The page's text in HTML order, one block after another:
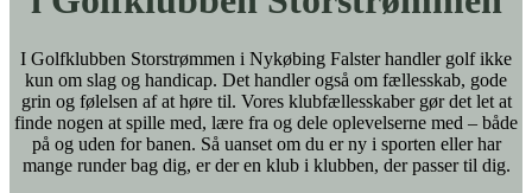
I Golfklubben Storstrømmen i Nykøbing Falster handler golf ikke
kun om slag og handicap. Det handler også om fællesskab, gode
grin og følelsen af at høre til. Vores klubfællesskaber gør det let at
finde nogen at spille med, lære fra og dele oplevelserne med – både
på og uden for banen. Så uanset om du er ny i sporten eller har
mange runder bag dig, er der en klub i klubben, der passer til dig.